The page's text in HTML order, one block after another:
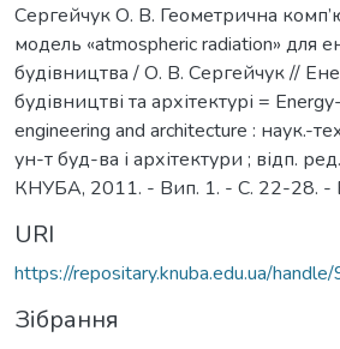
Сергейчук О. В. Геометрична
модель «atmospheric radiation» для
будівництва / О. В. Сергейчук //
будівництві та архітектурі =
engineering and architecture : наук.-
ун-т буд-ва і архітектури ; відп.
КНУБА, 2011. - Вип. 1. - С. 22-28. -
URI
https://repositary.knuba.edu.ua/
Зібрання